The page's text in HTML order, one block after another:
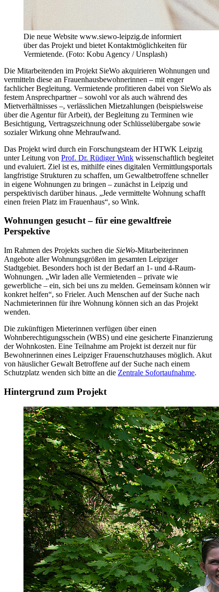
Die neue Website www.siewo-leipzig.de informiert
über das Projekt und bietet Kontaktmöglichkeiten für
Vermietende. (Foto: Kobu Agency / Unsplash)
Die Mitarbeitenden im Projekt SieWo akquirieren Wohnungen und
vermitteln diese an Frauenhausbewohnerinnen – mit enger
fachlicher Begleitung. Vermietende profitieren dabei von SieWo als
festem Ansprechpartner – sowohl vor als auch während des
Mietverhältnisses –, verlässlichen Mietzahlungen (beispielsweise
über die Agentur für Arbeit), der Begleitung zu Terminen wie
Besichtigung, Vertragszeichnung oder Schlüsselübergabe sowie
sozialer Wirkung ohne Mehraufwand.
Das Projekt wird durch ein Forschungsteam der HTWK Leipzig
unter Leitung von Prof. Dr. Rüdiger Wink wissenschaftlich begleitet
und evaluiert. Ziel ist es, mithilfe eines digitalen Vermittlungsportals
langfristige Strukturen zu schaffen, um Gewaltbetroffene schneller
in eigene Wohnungen zu bringen – zunächst in Leipzig und
perspektivisch darüber hinaus. „Jede vermittelte Wohnung schafft
einen freien Platz im Frauenhaus“, so Wink.
Wohnungen gesucht – für eine gewaltfreie
Perspektive
Im Rahmen des Projekts suchen die SieWo-Mitarbeiterinnen
Angebote aller Wohnungsgrößen im gesamten Leipziger
Stadtgebiet. Besonders hoch ist der Bedarf an 1- und 4-Raum-
Wohnungen. „Wir laden alle Vermietenden – private wie
gewerbliche – ein, sich bei uns zu melden. Gemeinsam können wir
konkret helfen“, so Frieler. Auch Menschen auf der Suche nach
Nachmieterinnen für ihre Wohnung können sich an das Projekt
wenden.
Die zukünftigen Mieterinnen verfügen über einen
Wohnberechtigungsschein (WBS) und eine gesicherte Finanzierung
der Wohnkosten. Eine Teilnahme am Projekt ist derzeit nur für
Bewohnerinnen eines Leipziger Frauenschutzhauses möglich. Akut
von häuslicher Gewalt Betroffene auf der Suche nach einem
Schutzplatz wenden sich bitte an die Zentrale Sofortaufnahme.
Hintergrund zum Projekt